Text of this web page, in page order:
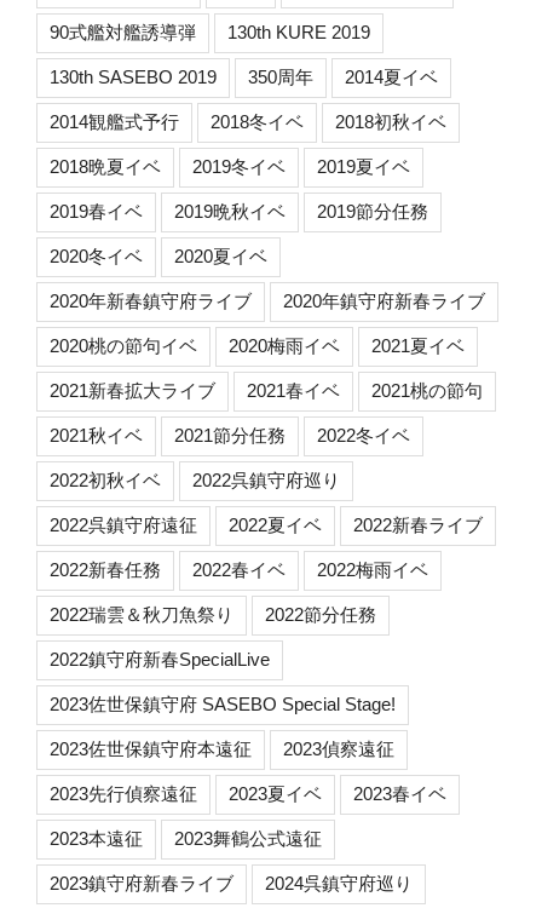
90式艦対艦誘導弾 130th KURE 2019
130th SASEBO 2019 350周年 2014夏イベ
2014観艦式予行 2018冬イベ 2018初秋イベ
2018晩夏イベ 2019冬イベ 2019夏イベ
2019春イベ 2019晩秋イベ 2019節分任務
2020冬イベ 2020夏イベ
2020年新春鎮守府ライブ 2020年鎮守府新春ライブ
2020桃の節句イベ 2020梅雨イベ 2021夏イベ
2021新春拡大ライブ 2021春イベ 2021桃の節句
2021秋イベ 2021節分任務 2022冬イベ
2022初秋イベ 2022呉鎮守府巡り
2022呉鎮守府遠征 2022夏イベ 2022新春ライブ
2022新春任務 2022春イベ 2022梅雨イベ
2022瑞雲＆秋刀魚祭り 2022節分任務
2022鎮守府新春SpecialLive
2023佐世保鎮守府 SASEBO Special Stage!
2023佐世保鎮守府本遠征 2023偵察遠征
2023先行偵察遠征 2023夏イベ 2023春イベ
2023本遠征 2023舞鶴公式遠征
2023鎮守府新春ライブ 2024呉鎮守府巡り